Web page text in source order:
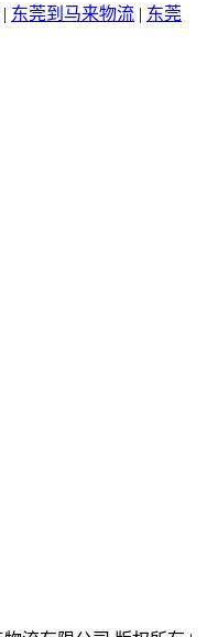
| 东莞到马来物流 | 东莞